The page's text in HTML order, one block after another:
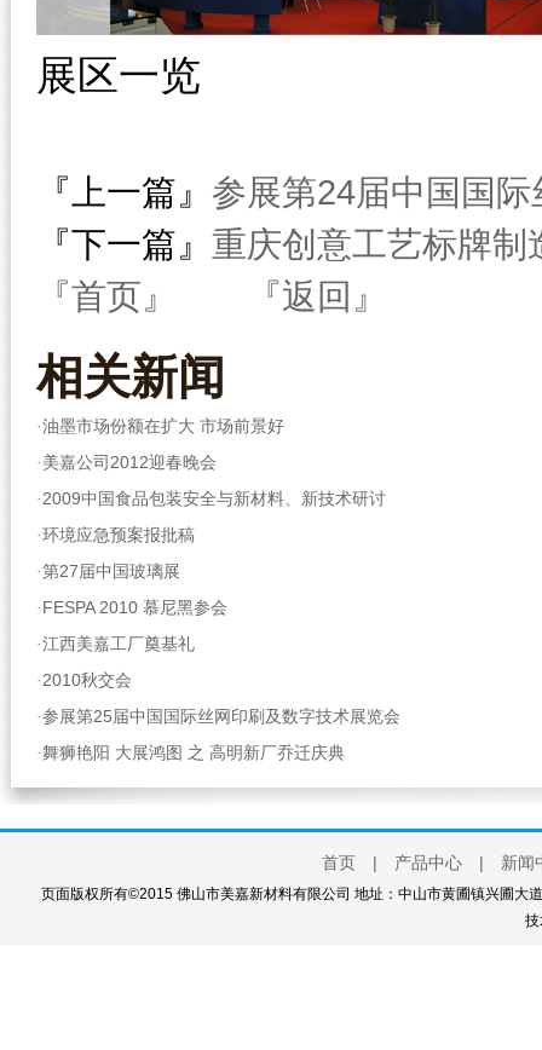
展区一览
『上一篇』 参展第24届中国国
『下一篇』 重庆创意工艺标牌
『首页』
『返回』
相关新闻
·油墨市场份额在扩大 市场前景好
· 美嘉公司2012迎春晚会
· 2009中国食品包装安全与新材料、新技术研讨
·环境应急预案报批稿
·第27届中国玻璃展
· FESPA 2010 慕尼黑参会
·江西美嘉工厂奠基礼
· 2010秋交会
·参展第25届中国国际丝网印刷及数字技术展览会
·舞狮艳阳 大展鸿图 之 高明新厂乔迁庆典
首页 | 产品中心 | 新闻
页面版权所有©2015 佛山市美嘉新材料有限公司 地址：中山市黄圃镇兴圃大